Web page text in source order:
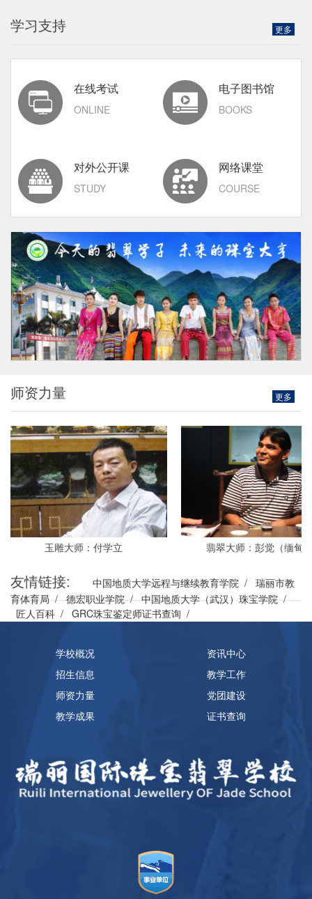
学习支持 更多
在线考试
ONLINE
电子图书馆
BOOKS
对外公开课
STUDY
网络课堂
COURSE
师资力量 更多
玉雕大师：付学立 翡翠大师：彭觉（缅甸籍）
友情链接: 中国地质大学远程与继续教育学院 / 瑞丽市教
育体育局/德宏职业学院/中国地质大学（武汉）珠宝学院/
匠人百科 / GRC珠宝鉴定师证书查询 /
学校概况
资讯中心
招生信息
教学工作
师资力量
党团建设
教学成果
证书查询